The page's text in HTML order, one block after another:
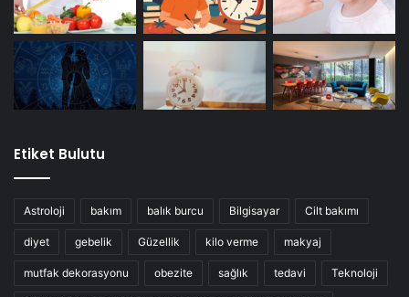
Etiket Bulutu
Astroloji bakım balık burcu Bilgisayar Cilt bakımı
diyet gebelik Güzellik kilo verme makyaj
mutfak dekorasyonu obezite sağlık tedavi Teknoloji